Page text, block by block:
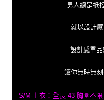
男人總是抵
就以設計
設計感單
讓你無時無
S/M-上衣：全長 43 胸圍不